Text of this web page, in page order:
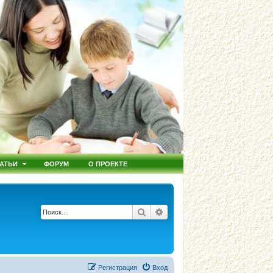
ФОРУМ О ПРОЕКТЕ
Поиск Расширенный поиск
Вход
Регистрация